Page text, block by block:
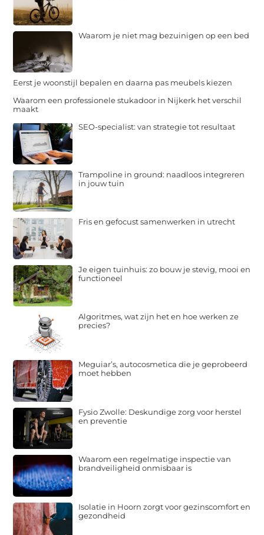
Waarom je niet mag bezuinigen op een bed
Eerst je woonstijl bepalen en daarna pas meubels kiezen
Waarom een professionele stukadoor in Nijkerk het verschil
maakt
SEO-specialist: van strategie tot resultaat
Trampoline in ground: naadloos integreren
in jouw tuin
Fris en gefocust samenwerken in utrecht
Je eigen tuinhuis: zo bouw je stevig, mooi en
functioneel
Algoritmes, wat zijn het en hoe werken ze
precies?
Meguiar’s, autocosmetica die je geprobeerd
moet hebben
Fysio Zwolle: Deskundige zorg voor herstel
en preventie
Waarom een regelmatige inspectie van
brandveiligheid onmisbaar is
Isolatie in Hoorn zorgt voor gezinscomfort en
gezondheid